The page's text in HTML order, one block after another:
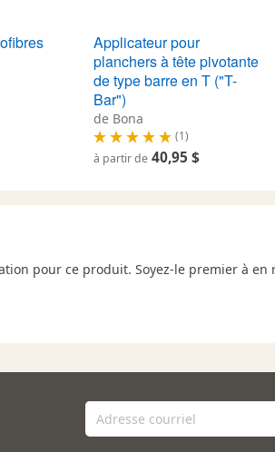
Applicateur pour
planchers à tête pivotante
de type barre en T ("T-
Bar")
de Bona
(1)
à partir de 40,95 $
pour ce produit. Soyez-le premier à en